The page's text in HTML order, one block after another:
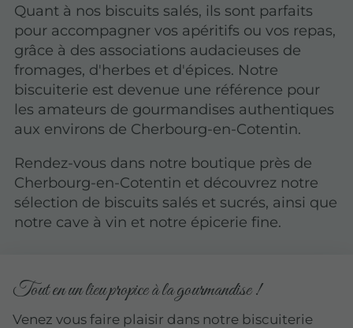
Quant à nos biscuits salés, ils sont parfaits
pour accompagner vos apéritifs ou vos repas,
grâce à des associations audacieuses de
fromages, d'herbes et d'épices. Notre
biscuiterie est devenue une référence pour
les amateurs de gourmandises authentiques
aux environs de Cherbourg-en-Cotentin.
Rendez-vous dans notre boutique près de
Cherbourg-en-Cotentin et découvrez notre
sélection de biscuits salés et sucrés, ainsi que
notre cave à vin et notre épicerie fine.
Tout en un lieu propice à la gourmandise !
Venez vous faire plaisir dans notre biscuiterie